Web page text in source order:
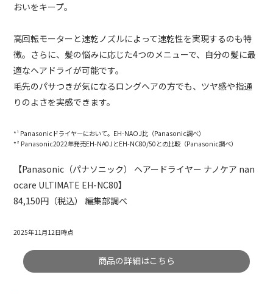
おいをキープ。
高回転モーターと速乾ノズルによって速乾性を実現するのも特
徴。さらに、髪の悩みに応じた4つのメニューで、自分の髪に最
適なヘアドライが可能です。
毛先のパサつきが気になるロングヘアの方でも、ツヤ感や指通
りのよさを実感できます。
*¹ Panasonicドライヤーにおいて。EH-NAOJ比（Panasonic調べ）
*² Panasonic2022年発売EH-NA0JとEH-NC80/50との比較（Panasonic調べ）
【Panasonic（パナソニック） ヘアードライヤー ナノケア nan
ocare ULTIMATE EH-NC80】
84,150円（税込） 編集部調べ
2025年11月12日時点
商品の詳細はこちら